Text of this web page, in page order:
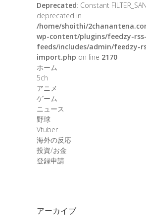
Deprecated: Constant
deprecated in
/home/shoithi/
wp-content/plugins/feedzy-rss-
feeds/includes/admin/feedzy-
import.php on line 2170
ホーム
5ch
アニメ
ゲーム
ニュース
野球
Vtuber
海外の反応
投資/お金
登録申請
アーカイブ